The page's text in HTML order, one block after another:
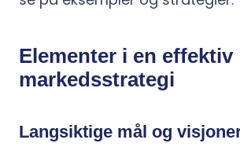
Elementer i en effektiv
markedsstrategi
Langsiktige mål og